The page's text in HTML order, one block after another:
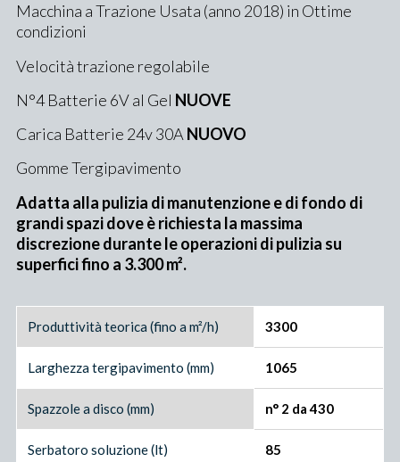
Macchina a Trazione Usata (anno 2018) in Ottime
condizioni
Velocità trazione regolabile
N°4 Batterie 6V al Gel NUOVE
Carica Batterie 24v 30A NUOVO
Gomme Tergipavimento
Adatta alla pulizia di manutenzione e di fondo di
grandi spazi dove è richiesta la massima
discrezione durante le operazioni di pulizia su
superfici fino a 3.300 m².
Produttività teorica (fino a m²/h) 3300
Larghezza tergipavimento (mm) 1065
Spazzole a disco (mm) n° 2 da 430
Serbatoro soluzione (lt) 85